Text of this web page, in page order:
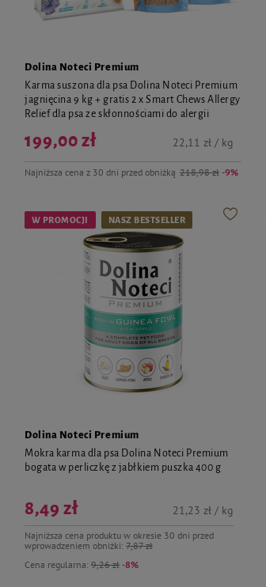
Dolina Noteci Premium
Karma suszona dla psa Dolina Noteci Premium
jagnięcina 9 kg + gratis 2 x Smart Chews Allergy
Relief dla psa ze skłonnościami do alergii
Najniższa cena z 30 dni przed obniżką 218,98 zł -9%
199,00 zł 22,11 zł / kg
W PROMOCJI NASZ BESTSELLER
Dolina Noteci Premium
Mokra karma dla psa Dolina Noteci Premium
bogata w perliczkę z jabłkiem puszka 400 g
Cena regularna: 9,26 zł -8%
8,49 zł
Najniższa cena produktu w okresie 30 dni przed
wprowadzeniem obniżki: 7,87 zł
21,23 zł / kg